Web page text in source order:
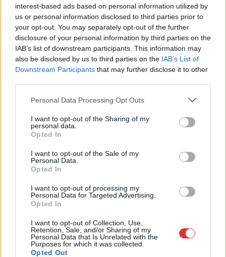
interest-based ads based on personal information utilized by
us or personal information disclosed to third parties prior to
your opt-out. You may separately opt-out of the further
disclosure of your personal information by third parties on the
IAB’s list of downstream participants. This information may
also be disclosed by us to third parties on the IAB’s List of
Downstream Participants that may further disclose it to other
Please note that this website/app uses one or more Google
not limited to your visit or usage behaviour. You may click to
grant or deny consent to Google and its third-party tags to
use your data for below specified purposes in below Google
consent section.
Personal Data Processing Opt Outs
I want to opt-out of the Sharing of my
personal data.
Opted In
I want to opt-out of the Sale of my
Personal Data.
Opted In
I want to opt-out of processing my
Personal Data for Targeted Advertising.
Opted In
I want to opt-out of Collection, Use,
Retention, Sale, and/or Sharing of my
Personal Data that Is Unrelated with the
Purposes for which it was collected.
Opted Out
2026.08.09. Kiss Lajos
Az utolsó pillanatban mentette meg a döntetlent a
egyenlítő találatot, így egy pontot azért hazavitt az ország...